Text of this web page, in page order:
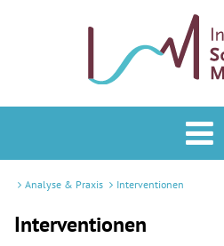
Podcast
Analyse & Praxis Interventionen
Interventionen